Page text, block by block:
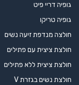
גופיה דריי פיט
גופיה טריקו
חולצה מנדפת זיעה נשים
חולצת ציצית עם פתילים
חולצת ציצית ללא פתילים
חולצת נשים בגזרת V